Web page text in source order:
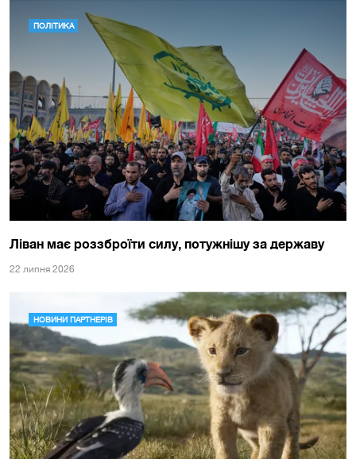
ПОЛІТИКА
Ліван має роззброїти силу, потужнішу за державу
22 липня 2026